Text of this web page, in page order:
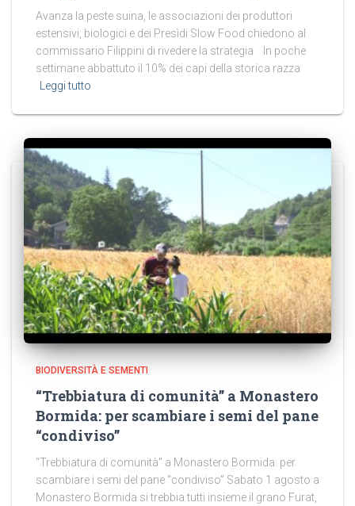
Avanza la peste suina, le associazioni dei produttori
estensivi, biologici e dei Presìdi Slow Food chiedono al
commissario Filippini di rivedere la strategia In poche
settimane abbattuto il 10% dei capi della storica razza
Leggi tutto
BIODIVERSITÀ E SEMENTI
“Trebbiatura di comunità” a Monastero
Bormida: per scambiare i semi del pane
“condiviso”
“Trebbiatura di comunità” a Monastero Bormida: per
scambiare i semi del pane “condiviso” Sabato 1 agosto a
Monastero Bormida si trebbia tutti insieme il grano Furat,